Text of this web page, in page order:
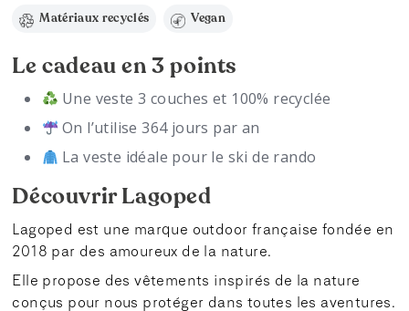
Matériaux recyclés Vegan
Le cadeau en 3 points
Une veste 3 couches et 100% recyclée
On l’utilise 364 jours par an
La veste idéale pour le ski de rando
Découvrir Lagoped
Lagoped est une marque outdoor française fondée en
2018 par des amoureux de la nature.
Elle propose des vêtements inspirés de la nature
conçus pour nous protéger dans toutes les aventures.